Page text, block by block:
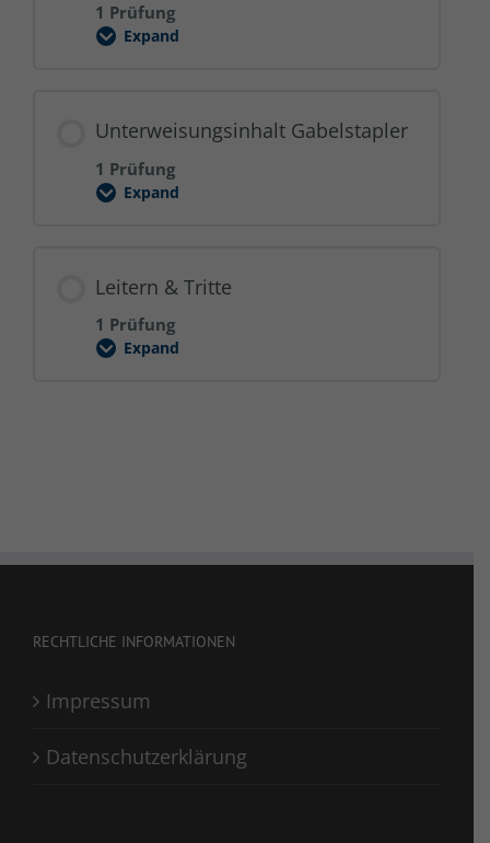
1 Prüfung
Expand
Krane
Unterweisungsinhalt Gabelstapler
1 Prüfung
Expand
Unterweisungsinhalt
Leitern & Tritte
1 Prüfung
Expand
Leitern
RECHTLICHE INFORMATIONEN
Impressum
Datenschutzerklärung